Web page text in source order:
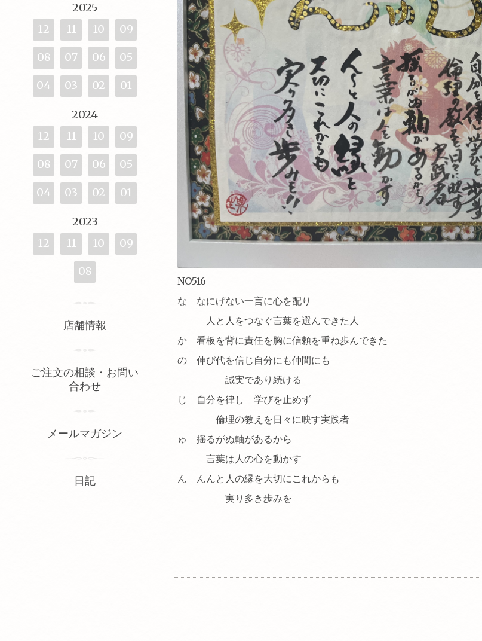
NO516
な なにげない一言に心を配り
人と人をつなぐ言葉を選んできた人
か 看板を背に責任を胸に信頼を重ね歩んできた
の 伸び代を信じ 自分にも仲間にも
誠実であり続ける
じ 自分を律し 学びを止めず
倫理の教えを日々に映す実践者
ゅ 揺るがぬ軸があるから
言葉は人の心を動かす
ん んんと人の縁を大切に これからも
実り多き歩みを
2025
12
11 10 09
08 07 06 05
04 03 02 01
2024
12
11 10 09
08 07 06 05
04 03 02 01
2023
12
11 10 09
08
店舗情報
ご注文の相談・お問い
合わせ
メールマガジン
日記